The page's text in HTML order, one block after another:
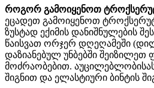
როგორ გამოიყენოთ
ეცადეთ გამოიყენოთ
ზუსტად ექიმის დანიშნულების
წაისვათ ორჯერ დღეღამეში
დაზიანებულ უნბებში
მოძრაობებით.
შიგნით და ელასტიური ბინტის